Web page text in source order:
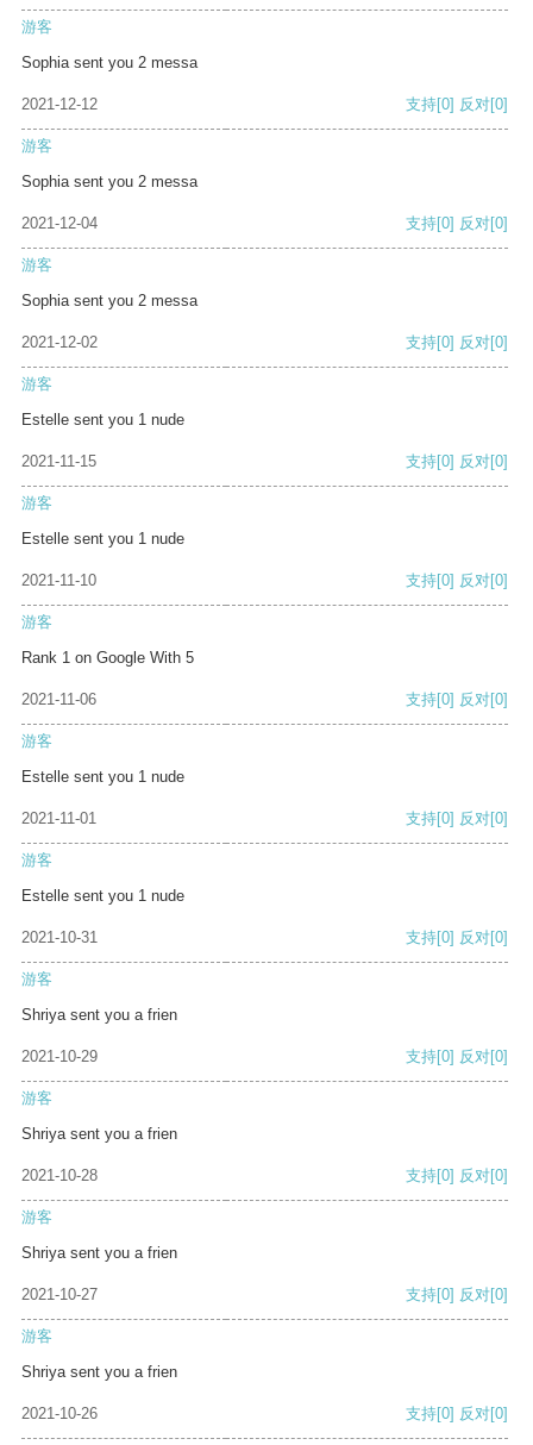
游客
Sophia sent you 2 messa
2021-12-12 支持[0] 反对[0]
游客
Sophia sent you 2 messa
2021-12-04 支持[0] 反对[0]
游客
Sophia sent you 2 messa
2021-12-02 支持[0] 反对[0]
游客
Estelle sent you 1 nude
2021-11-15 支持[0] 反对[0]
游客
Estelle sent you 1 nude
2021-11-10 支持[0] 反对[0]
游客
Rank 1 on Google With 5
2021-11-06 支持[0] 反对[0]
游客
Estelle sent you 1 nude
2021-11-01 支持[0] 反对[0]
游客
Estelle sent you 1 nude
2021-10-31 支持[0] 反对[0]
游客
Shriya sent you a frien
2021-10-29 支持[0] 反对[0]
游客
Shriya sent you a frien
2021-10-28 支持[0] 反对[0]
游客
Shriya sent you a frien
2021-10-27 支持[0] 反对[0]
游客
Shriya sent you a frien
2021-10-26 支持[0] 反对[0]